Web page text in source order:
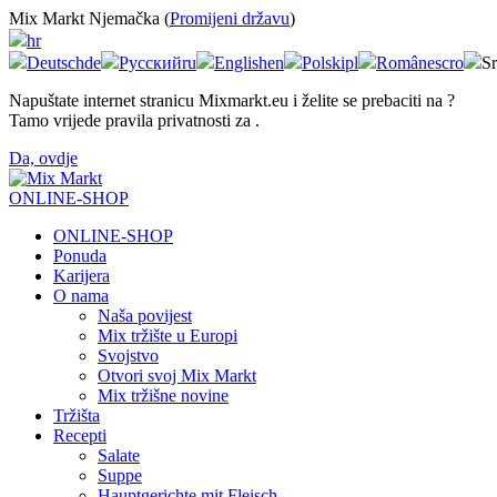
Mix Markt Njemačka (Promijeni državu)
hr
Deutschde Русскийru Englishen Polskipl Românescro
Napuštate internet stranicu Mixmarkt.eu i želite se prebaciti na ?
Tamo vrijede pravila privatnosti za .
Da, ovdje
ONLINE-SHOP
ONLINE-SHOP
Ponuda
Karijera
O nama
Naša povijest
Mix tržište u Europi
Svojstvo
Otvori svoj Mix Markt
Mix tržišne novine
Tržišta
Recepti
Salate
Suppe